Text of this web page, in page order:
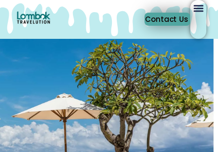
Contact Us